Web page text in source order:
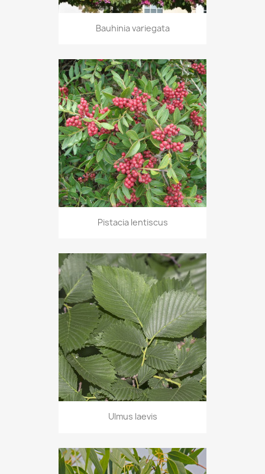
Bauhinia variegata
Pistacia lentiscus
Ulmus laevis